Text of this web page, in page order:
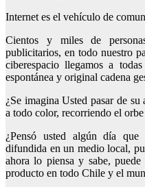
Internet es el vehículo de
Cientos y miles de
publicitarios, en todo nuestro
ciberespacio llegamos a
espontánea y original cadena
¿Se imagina Usted pasar de
a todo color, recorriendo el
¿Pensó usted algún día
difundida en un medio local,
ahora lo piensa y sabe,
producto en todo Chile y el